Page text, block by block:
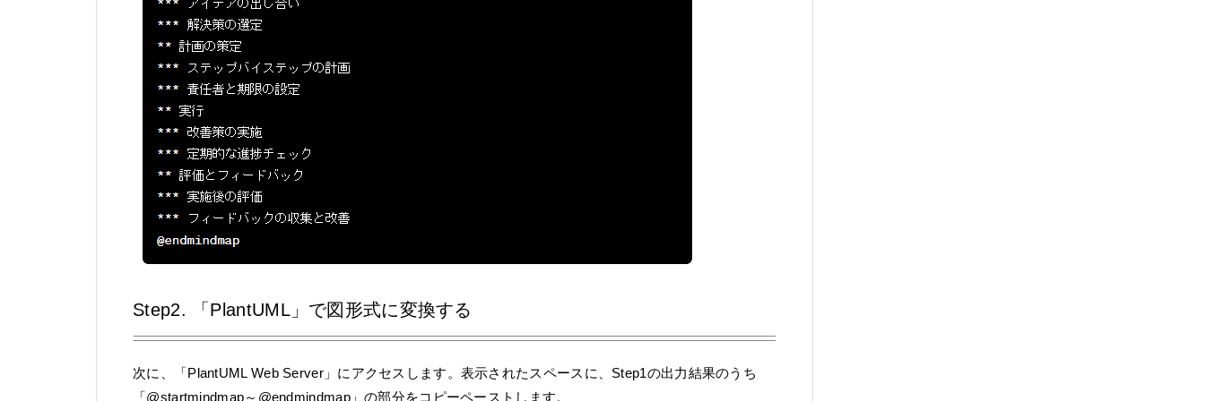
Step2. 「PlantUML」で図形式に変換する
次に、「PlantUML Web Server」にアクセスします。表示されたスペースに、Step1の出力結果のうち
「@startmindmap～@endmindmap」の部分をコピーペーストします。